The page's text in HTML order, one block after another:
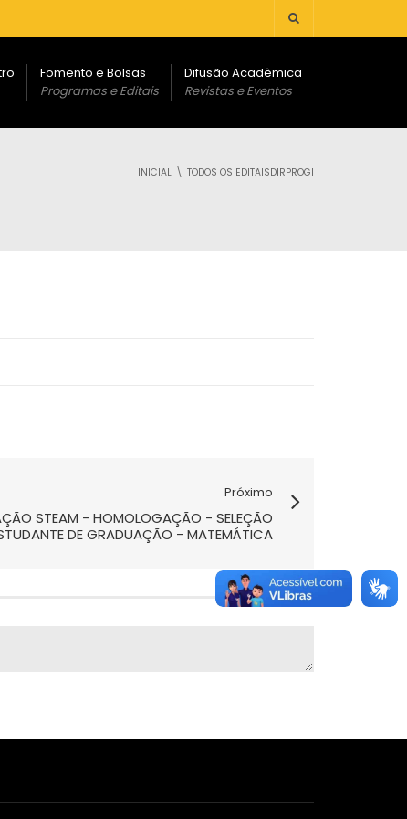
Fomento e Bolsas
Programas e Editais
Difusão Acadêmica
Revistas e Eventos
INICIAL TODOS OS EDITAISDIRPROGI
Próximo
STEAM - HOMOLOGAÇÃO - SELEÇÃO
DE GRADUAÇÃO - MATEMÁTICA